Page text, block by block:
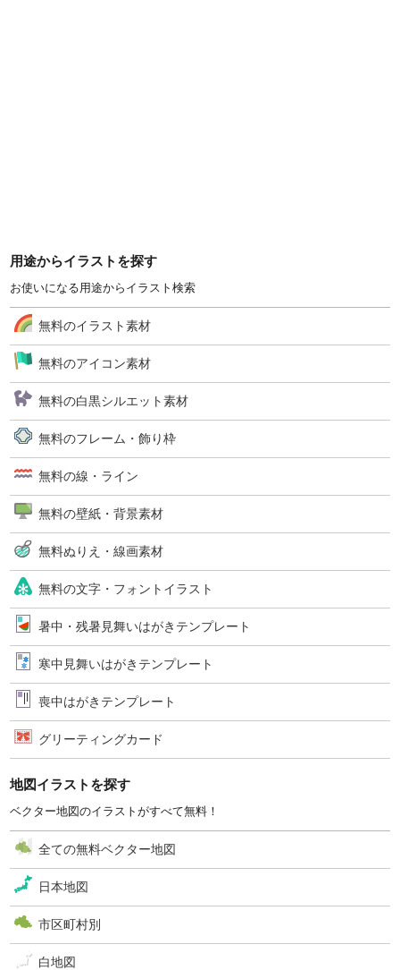
用途からイラストを探す
お使いになる用途からイラスト検索
無料のイラスト素材
無料のアイコン素材
無料の白黒シルエット素材
無料のフレーム・飾り枠
無料の線・ライン
無料の壁紙・背景素材
無料ぬりえ・線画素材
無料の文字・フォントイラスト
暑中・残暑見舞いはがきテンプレート
寒中見舞いはがきテンプレート
喪中はがきテンプレート
グリーティングカード
地図イラストを探す
ベクター地図のイラストがすべて無料！
全ての無料ベクター地図
日本地図
市区町村別
白地図